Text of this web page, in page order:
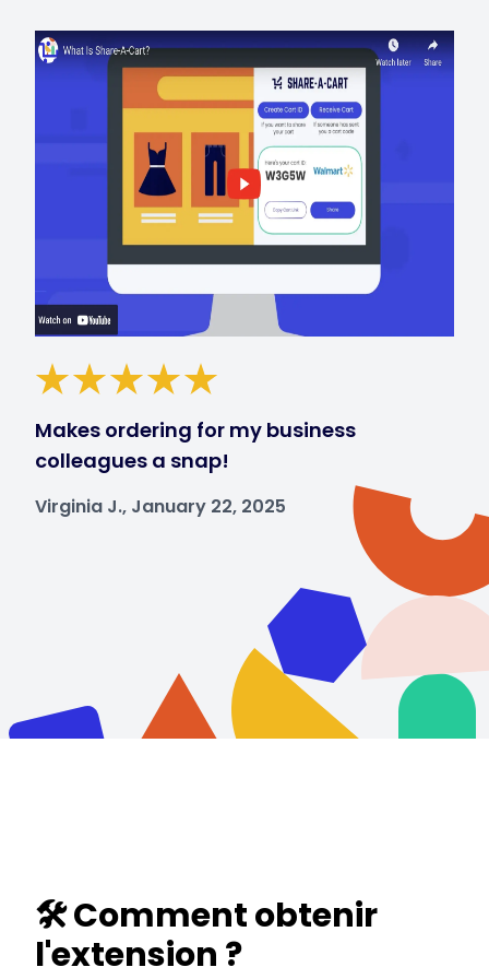
Makes ordering for my business
colleagues a snap!
Virginia J., January 22, 2025
🛠️ Comment obtenir
l'extension ?